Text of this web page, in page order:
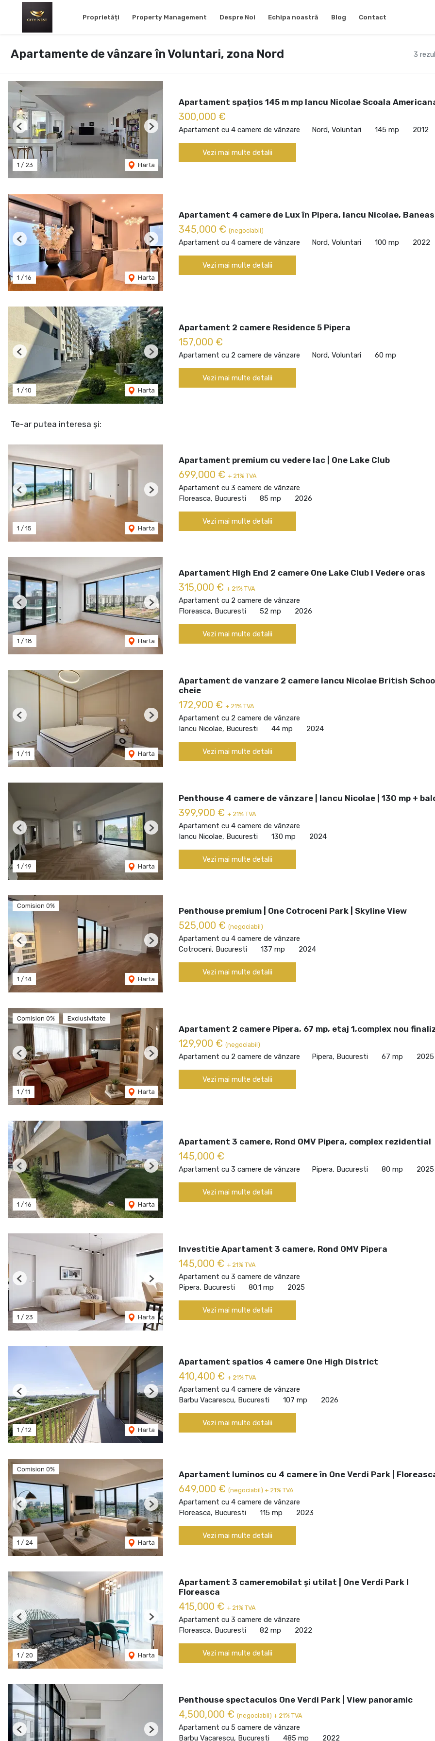
Proprietăți Property Management Despre Noi Echipa noastră Blog Contact
3
Apartamente de vânzare în Voluntari, zona Nord
1 / 23 Harta
Previous Next
Apartament spațios 145 m mp Iancu Nicolae Scoala
300,000 €
Apartament cu 4 camere de vânzare Nord, Voluntari 145 mp 2012
Vezi mai multe detalii
1 / 16 Harta
Previous Next
Apartament 4 camere de Lux în Pipera, Iancu Nicolae,
345,000 € (negociabil)
Apartament cu 4 camere de vânzare Nord, Voluntari 100 mp 2022
Vezi mai multe detalii
1 / 10 Harta
Previous Next
Apartament 2 camere Residence 5 Pipera
157,000 €
Apartament cu 2 camere de vânzare Nord, Voluntari 60 mp
Vezi mai multe detalii
Te-ar putea interesa și:
1 / 15 Harta
Previous Next
Apartament premium cu vedere lac | One Lake Club
699,000 € + 21% TVA
Apartament cu 3 camere de vânzare
Floreasca, Bucuresti
85 mp 2026
Vezi mai multe detalii
1 / 18 Harta
Previous Next
Apartament High End 2 camere One Lake Club I Vedere oras
315,000 € + 21% TVA
Apartament cu 2 camere de vânzare
Floreasca, Bucuresti
52 mp 2026
Vezi mai multe detalii
1 / 11 Harta
Previous Next
Apartament de vanzare 2 camere Iancu Nicolae British
cheie
172,900 € + 21% TVA
Apartament cu 2 camere de vânzare
Iancu Nicolae, Bucuresti
44 mp 2024
Vezi mai multe detalii
1 / 19 Harta
Previous Next
Penthouse 4 camere de vânzare | Iancu Nicolae | 130 mp +
399,900 € + 21% TVA
Apartament cu 4 camere de vânzare
Iancu Nicolae, Bucuresti
130 mp 2024
Vezi mai multe detalii
Comision 0%
1 / 14 Harta
Previous Next
Penthouse premium | One Cotroceni Park | Skyline View
525,000 € (negociabil)
Apartament cu 4 camere de vânzare
Cotroceni, Bucuresti
137 mp 2024
Vezi mai multe detalii
Comision 0% Exclusivitate
1 / 11 Harta
Previous Next
Apartament 2 camere Pipera, 67 mp, etaj 1,complex nou
129,900 € (negociabil)
Apartament cu 2 camere de vânzare Pipera, Bucuresti 67 mp 2025
Vezi mai multe detalii
1 / 16 Harta
Previous Next
Apartament 3 camere, Rond OMV Pipera, complex rezidential
145,000 €
Apartament cu 3 camere de vânzare Pipera, Bucuresti 80 mp 2025
Vezi mai multe detalii
1 / 23 Harta
Previous Next
Investitie Apartament 3 camere, Rond OMV Pipera
145,000 € + 21% TVA
Apartament cu 3 camere de vânzare
Pipera, Bucuresti
80.1 mp 2025
Vezi mai multe detalii
1 / 12 Harta
Previous Next
Apartament spatios 4 camere One High District
410,400 € + 21% TVA
Apartament cu 4 camere de vânzare
Barbu Vacarescu, Bucuresti
107 mp 2026
Vezi mai multe detalii
Comision 0%
1 / 24 Harta
Previous Next
Apartament luminos cu 4 camere în One Verdi Park |
649,000 € (negociabil) + 21% TVA
Apartament cu 4 camere de vânzare
Floreasca, Bucuresti
115 mp 2023
Vezi mai multe detalii
1 / 20 Harta
Previous Next
Apartament 3 cameremobilat și utilat | One Verdi Park I
Floreasca
415,000 € + 21% TVA
Apartament cu 3 camere de vânzare
Floreasca, Bucuresti
82 mp 2022
Vezi mai multe detalii
Previous Next
Penthouse spectaculos One Verdi Park | View panoramic
4,500,000 € (negociabil) + 21% TVA
Apartament cu 5 camere de vânzare
Barbu Vacarescu, Bucuresti
485 mp 2022